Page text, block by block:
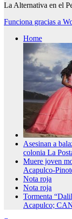
La Alternativa en el
Funciona gracias a
Home
Asesinan a
colonia La
Muere joven
Acapulco-
Nota roja
Nota roja
Tormenta
Acapulco;